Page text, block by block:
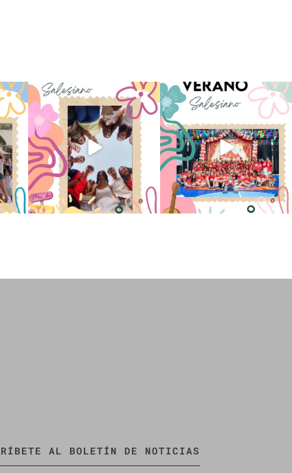
Superestrella!! 🌟 La música
invade el Campamento ...
6 0
La Orotava ha disfrutado a lo
grande de su
66 1
AL BOLETÍN DE NOTICIAS